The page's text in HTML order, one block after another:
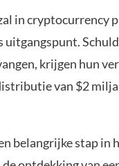
in cryptocurrency
uitgangspunt.
krijgen hun
van $2
belangrijke stap in